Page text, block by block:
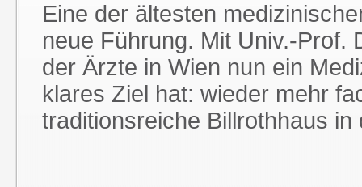
Eine der ältesten
neue Führung. Mit Univ.-Prof.
der Ärzte in Wien nun ein
klares Ziel hat: wieder mehr
traditionsreiche Billrothhaus